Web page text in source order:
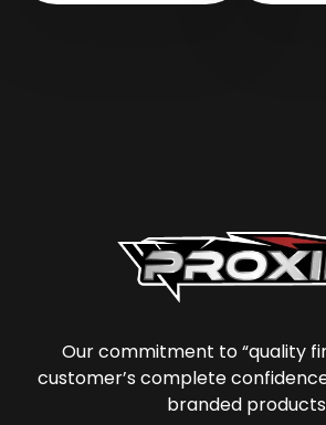
Our commitment to “quality
customer’s complete confidence
branded